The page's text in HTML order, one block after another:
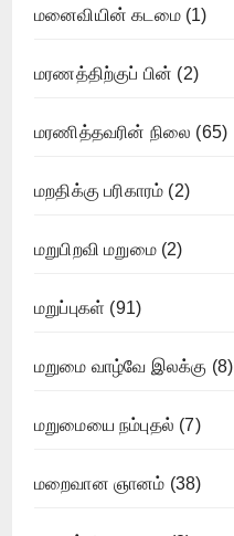
மனைவியின் கடமை(1)
மரணத்திற்குப் பின் (2)
மரணித்தவரின் நிலை (65)
மறதிக்கு பரிகாரம் (2)
மறுபிறவி மறுமை(2)
மறுப்புகள் (91)
மறுமை வாழ்வே இலக்கு (8)
மறுமையை நம்புதல் (7)
மறைவான ஞானம் (38)